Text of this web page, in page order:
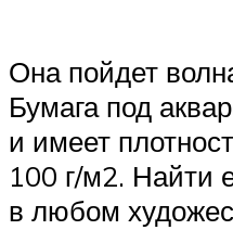
Она пойдет
Бумага под
и имеет
100 г/м2. Найти
в любом